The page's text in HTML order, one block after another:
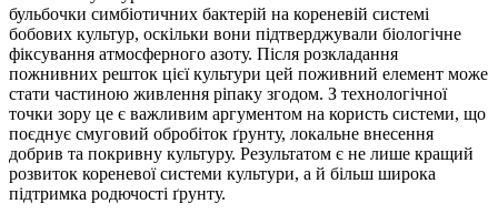
бульбочки симбіотичних бактерій на кореневій системі
бобових культур, оскільки вони підтверджували біологічне
фіксування атмосферного азоту. Після розкладання
пожнивних решток цієї культури цей поживний елемент може
стати частиною живлення ріпаку згодом. З технологічної
точки зору це є важливим аргументом на користь системи, що
поєднує смуговий обробіток ґрунту, локальне внесення
добрив та покривну культуру. Результатом є не лише кращий
розвиток кореневої системи культури, а й більш широка
підтримка родючості ґрунту.